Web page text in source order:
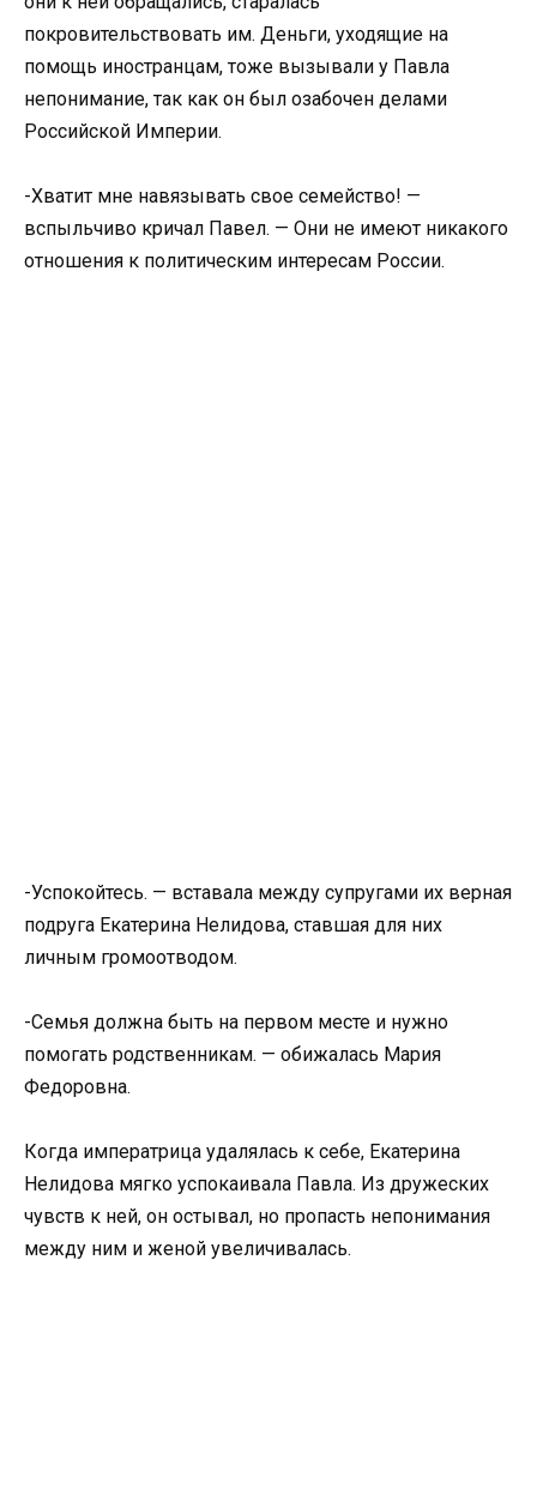
покровительствовать им. Деньги, уходящие на
помощь иностранцам, тоже вызывали у Павла
непонимание, так как он был озабочен делами
Российской Империи.
-Хватит мне навязывать свое семейство! —
вспыльчиво кричал Павел. — Они не имеют никакого
отношения к политическим интересам России.
-Успокойтесь. — вставала между супругами их верная
подруга Екатерина Нелидова, ставшая для них
личным громоотводом.
-Семья должна быть на первом месте и нужно
помогать родственникам. — обижалась Мария
Федоровна.
Когда императрица удалялась к себе, Екатерина
Нелидова мягко успокаивала Павла. Из дружеских
чувств к ней, он остывал, но пропасть непонимания
между ним и женой увеличивалась.